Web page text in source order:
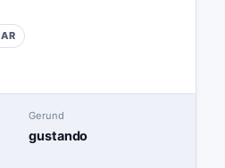
AR
Gerund
gustando